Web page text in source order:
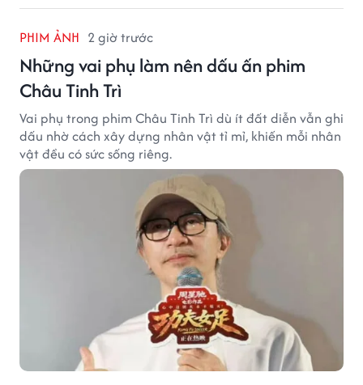
PHIM ẢNH 2 giờ trước
Những vai phụ làm nên dấu ấn phim
Châu Tinh Trì
Vai phụ trong phim Châu Tinh Trì dù ít đất diễn vẫn ghi
dấu nhờ cách xây dựng nhân vật tỉ mỉ, khiến mỗi nhân
vật đều có sức sống riêng.